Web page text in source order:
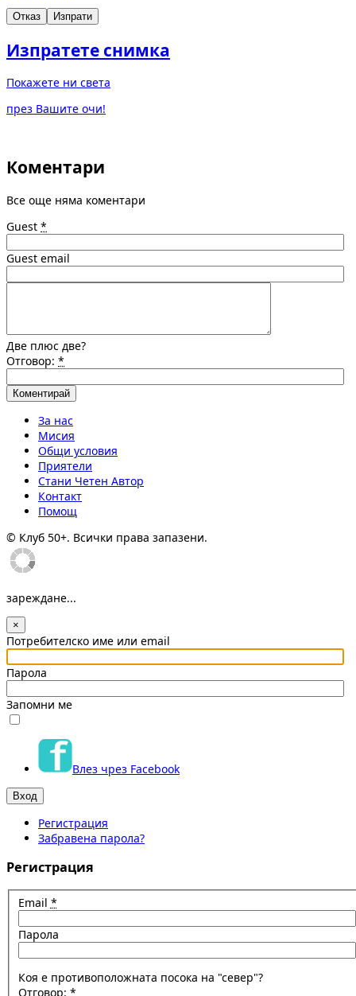
Отказ Изпрати
Изпратете снимка
Покажете ни света
през Вашите очи!
Коментари
Все още няма коментари
Guest *
Guest email
Две плюс две?
Отговор: *
За нас
Мисия
Общи условия
Приятели
Стани Четен Автор
Контакт
Помощ
© Клуб 50+. Всички права запазени.
зареждане...
×
Потребителско име или email
Парола
Запомни ме
Влез чрез Facebook
Регистрация
Забравена парола?
Регистрация
Email *
Парола
Коя е противоположната посока на "север"?
Отговор: *